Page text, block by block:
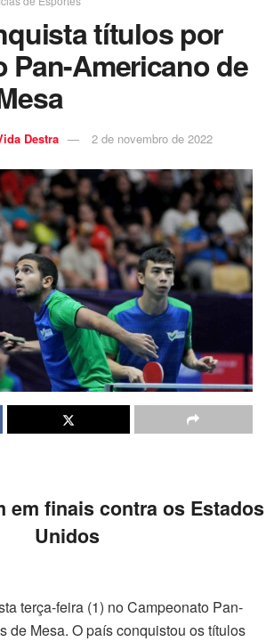
títulos por
Pan-Americano de
Destra 2 de novembro de 2022
em finais contra os Estados
Unidos
terça-feira (1) no Campeonato Pan-
de Mesa. O país conquistou os títulos